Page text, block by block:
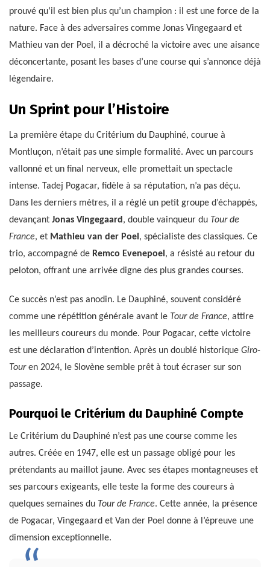
prouvé qu’il est bien plus qu’un champion : il est une force de la
nature. Face à des adversaires comme Jonas Vingegaard et
Mathieu van der Poel, il a décroché la victoire avec une aisance
déconcertante, posant les bases d’une course qui s’annonce déjà
légendaire.
Un Sprint pour l’Histoire
La première étape du Critérium du Dauphiné, courue à
Montluçon, n’était pas une simple formalité. Avec un parcours
vallonné et un final nerveux, elle promettait un spectacle
intense. Tadej Pogacar, fidèle à sa réputation, n’a pas déçu.
Dans les derniers mètres, il a réglé un petit groupe d’échappés,
devançant Jonas Vingegaard , double vainqueur du Tour de
France, et Mathieu van der Poel , spécialiste des classiques. Ce
trio, accompagné de Remco Evenepoel , a résisté au retour du
peloton, offrant une arrivée digne des plus grandes courses.
Ce succès n’est pas anodin. Le Dauphiné, souvent considéré
comme une répétition générale avant le Tour de France, attire
les meilleurs coureurs du monde. Pour Pogacar, cette victoire
est une déclaration d’intention. Après un doublé historique Giro-
Touren 2024, le Slovène semble prêt à tout écraser sur son
passage.
Pourquoi le Critérium du Dauphiné Compte
Le Critérium du Dauphiné n’est pas une course comme les
autres. Créée en 1947, elle est un passage obligé pour les
prétendants au maillot jaune. Avec ses étapes montagneuses et
ses parcours exigeants, elle teste la forme des coureurs à
quelques semaines du Tour de France. Cette année, la présence
de Pogacar, Vingegaard et Van der Poel donne à l’épreuve une
dimension exceptionnelle.